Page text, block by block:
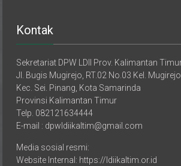
Kontak
Sekretariat DPW LDII Prov. Kalimantan Timur
Jl. Bugis Mugirejo, RT.02 No.03 Kel. Mugirejo
Kec. Sei. Pinang, Kota Samarinda
Provinsi Kalimantan Timur
Telp. 082121634444
Media sosial resmi: